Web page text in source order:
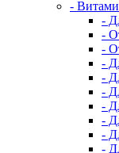
-
-
-
-
-
-
-
-
-
-
-